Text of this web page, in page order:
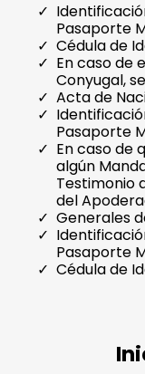
Pasaporte
Cédula de
En caso de
Conyugal,
Acta de
Pasaporte
En caso de
algún
Testimonio
del
Generales
Pasaporte
Cédula de